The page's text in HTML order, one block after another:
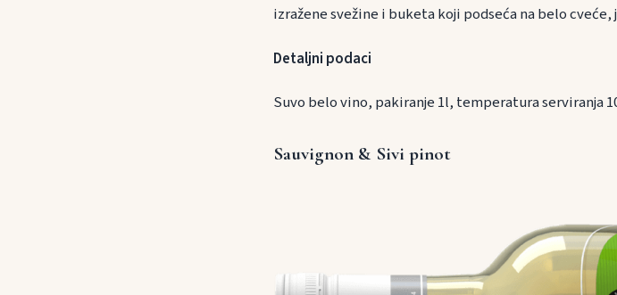
izražene svežine i buketa koji podseća na belo
Detaljni podaci
Suvo belo vino, pakiranje 1l, temperatura serviranja
Sauvignon & Sivi pinot